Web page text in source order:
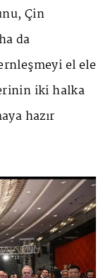
Çin
da
el ele
iki halka
hazır